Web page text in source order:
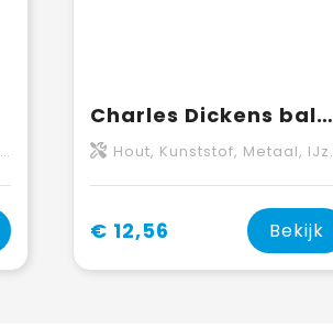
Charles Dickens balpen Adrian | Metaal
Hout, Kunststof, Metaal, IJzer, Nikkel, Velours
€ 12,56 Bekijk